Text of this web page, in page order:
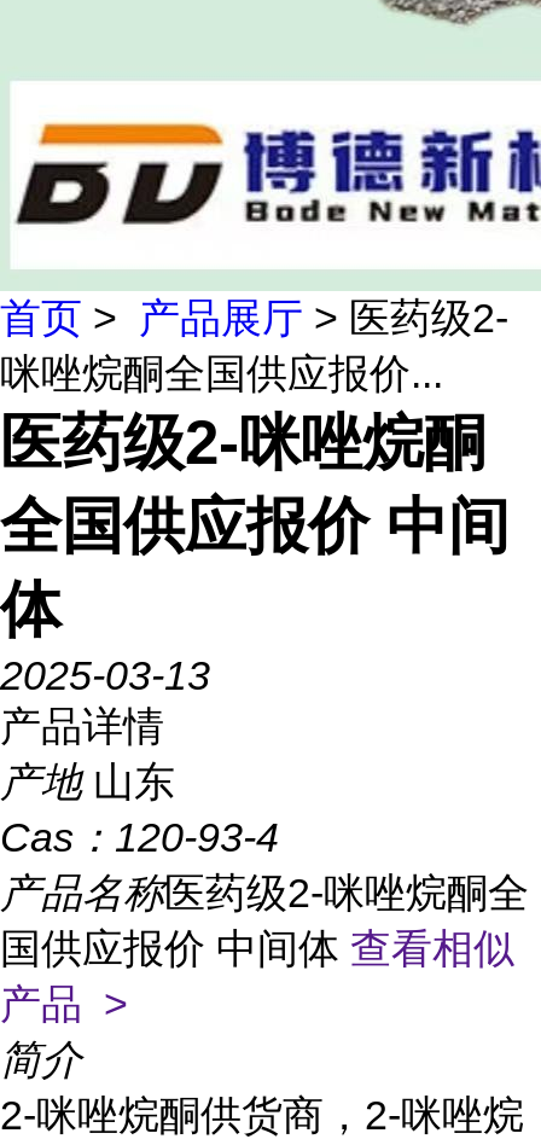
首页 > 产品展厅 > 医药级2-
咪唑烷酮全国供应报价...
医药级2-咪唑烷酮
全国供应报价 中间
体
2025-03-13
产品详情
产地 山东
Cas： 120-93-4
产品名称医药级2-咪唑烷酮全
国供应报价 中间体 查看相似
产品 >
简介
2-咪唑烷酮供货商，2-咪唑烷